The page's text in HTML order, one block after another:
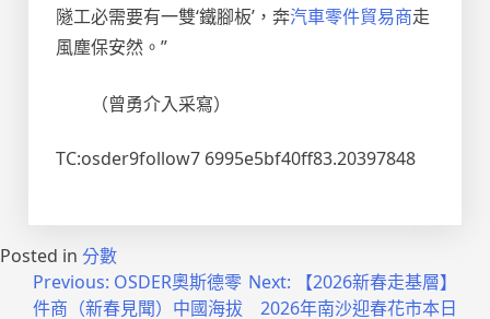
隧工必需要有一雙‘鐵腳板’，奔汽車零件貿易商走
風塵保安然。”
（曾勇介入采寫）
TC:osder9follow7 6995e5bf40ff83.20397848
Posted in 分數
Previous: OSDER奧斯德零
件商（新春見聞）中國海拔
Next:
【2026新春走基層】
2026年南沙迎春花市本日